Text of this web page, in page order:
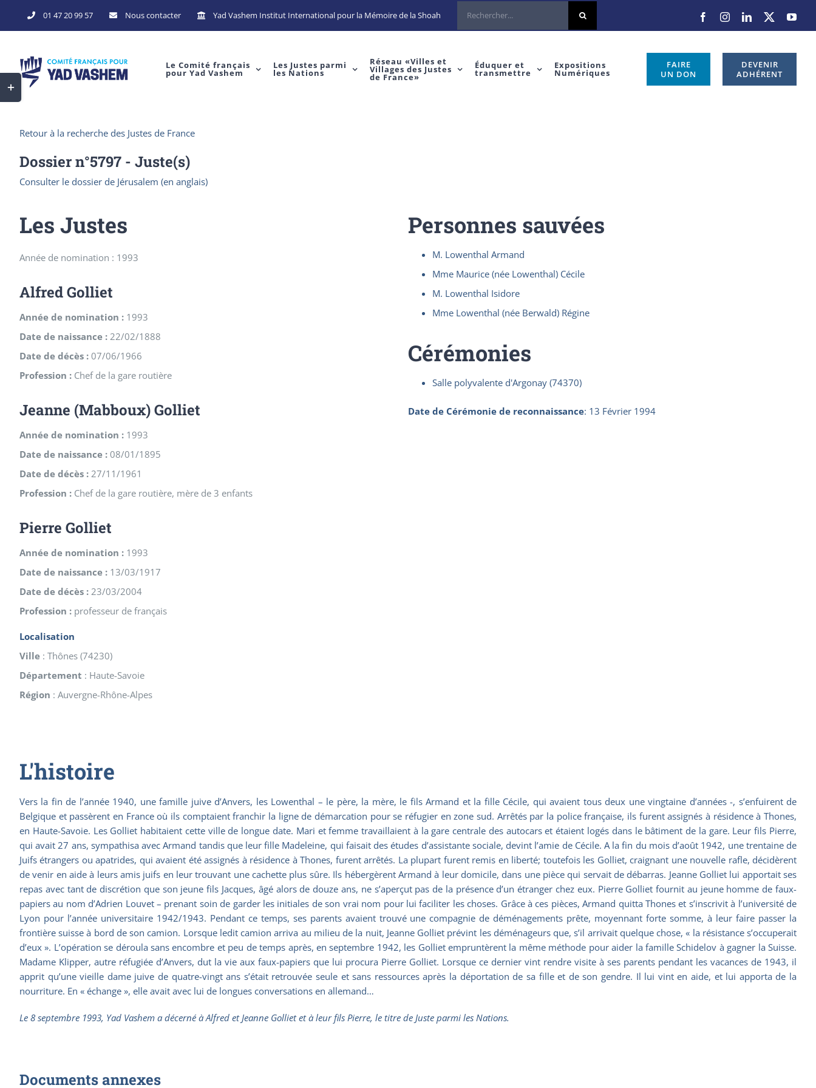
to
01 47 20 99 57 Nous contacter Yad Vashem Institut International pour la Mémoire de la Shoah Rechercher
FacebookInstagramLinkedIn
X
Le Comité français
pour Yad Vashem
Les Justes parmi
les Nations
Réseau «Villes et
Villages des Justes
de France»
Éduquer et
transmettre
Expositions
Numériques
FAIRE
UN DON
DEVENIR
ADHÉRENT
Retour à la recherche des Justes de France
Dossier n°5797 - Juste(s)
Consulter le dossier de Jérusalem (en anglais)
Les Justes
Année de nomination : 1993
Alfred Golliet
Année de nomination : 1993
Date de naissance : 22/02/1888
Date de décès : 07/06/1966
Profession : Chef de la gare routière
Jeanne (Mabboux) Golliet
Année de nomination : 1993
Date de naissance : 08/01/1895
Date de décès : 27/11/1961
Profession : Chef de la gare routière, mère de 3 enfants
Pierre Golliet
Année de nomination : 1993
Date de naissance : 13/03/1917
Date de décès : 23/03/2004
Profession : professeur de français
Localisation
Ville : Thônes (74230)
Département : Haute-Savoie
Région : Auvergne-Rhône-Alpes
Personnes sauvées
M. Lowenthal Armand
Mme Maurice (née Lowenthal) Cécile
M. Lowenthal Isidore
Mme Lowenthal (née Berwald) Régine
Cérémonies
Salle polyvalente d'Argonay (74370)
Date de Cérémonie de reconnaissance: 13 Février 1994
L'histoire
Vers la fin de l’année 1940, une famille juive d’Anvers, les Lowenthal – le père, la mère, le fils Armand et la fille Cécile, qui avaient tous deux une vingtaine d’années -, s’enfuirent de
Belgique et passèrent en France où ils comptaient franchir la ligne de démarcation pour se réfugier en zone sud. Arrêtés par la police française, ils furent assignés à résidence à Thones,
en Haute-Savoie. Les Golliet habitaient cette ville de longue date. Mari et femme travaillaient à la gare centrale des autocars et étaient logés dans le bâtiment de la gare. Leur fils Pierre,
qui avait 27 ans, sympathisa avec Armand tandis que leur fille Madeleine, qui faisait des études d’assistante sociale, devint l’amie de Cécile. A la fin du mois d’août 1942, une trentaine de
Juifs étrangers ou apatrides, qui avaient été assignés à résidence à Thones, furent arrêtés. La plupart furent remis en liberté; toutefois les Golliet, craignant une nouvelle rafle, décidèrent
de venir en aide à leurs amis juifs en leur trouvant une cachette plus sûre. Ils hébergèrent Armand à leur domicile, dans une pièce qui servait de débarras. Jeanne Golliet lui apportait ses
repas avec tant de discrétion que son jeune fils Jacques, âgé alors de douze ans, ne s’aperçut pas de la présence d’un étranger chez eux. Pierre Golliet fournit au jeune homme de faux-
papiers au nom d’Adrien Louvet – prenant soin de garder les initiales de son vrai nom pour lui faciliter les choses. Grâce à ces pièces, Armand quitta Thones et s’inscrivit à l’université de
Lyon pour l’année universitaire 1942/1943. Pendant ce temps, ses parents avaient trouvé une compagnie de déménagements prête, moyennant forte somme, à leur faire passer la
frontière suisse à bord de son camion. Lorsque ledit camion arriva au milieu de la nuit, Jeanne Golliet prévint les déménageurs que, s’il arrivait quelque chose, « la résistance s’occuperait
d’eux ». L’opération se déroula sans encombre et peu de temps après, en septembre 1942, les Golliet empruntèrent la même méthode pour aider la famille Schidelov à gagner la Suisse.
Madame Klipper, autre réfugiée d’Anvers, dut la vie aux faux-papiers que lui procura Pierre Golliet. Lorsque ce dernier vint rendre visite à ses parents pendant les vacances de 1943, il
apprit qu’une vieille dame juive de quatre-vingt ans s’était retrouvée seule et sans ressources après la déportation de sa fille et de son gendre. Il lui vint en aide, et lui apporta de la
nourriture. En « échange », elle avait avec lui de longues conversations en allemand…
Le 8 septembre 1993, Yad Vashem a décerné à Alfred et Jeanne Golliet et à leur fils Pierre, le titre de Juste parmi les Nations.
Documents annexes
Toggle
Sliding